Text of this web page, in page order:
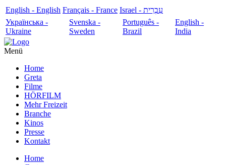
English - English Français - France
עִבְרִית - Israel
Українська -
Ukraine
Svenska -
Sweden
Português -
Brazil
English -
India
Menü
Home
Greta
Filme
HÖRFILM
Mehr Freizeit
Branche
Kinos
Presse
Kontakt
Home